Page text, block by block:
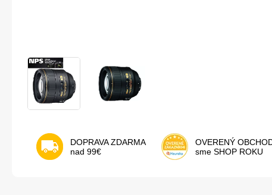
DOPRAVA ZDARMA
nad 99€
OVERENÝ
sme SHOP ROKU